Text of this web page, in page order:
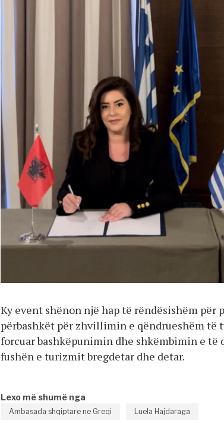
Ky event shënon një hap të rëndësishëm
përbashkët për zhvillimin e qëndrueshëm të
forcuar bashkëpunimin dhe shkëmbimin e të
fushën e turizmit bregdetar dhe detar.
Lexo më shumë nga
Ambasada shqiptare ne Greqi Luela Hajdaraga